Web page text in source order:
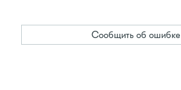
Сообщить об ошибке